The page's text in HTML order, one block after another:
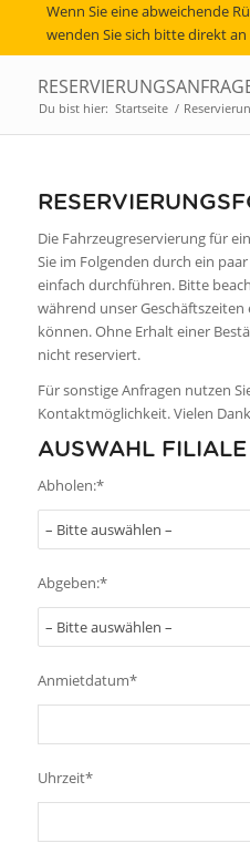
Wenn Sie eine abweichende
wenden Sie sich bitte direkt
Du bist hier: Startseite /
Die Fahrzeugreservierung für
Sie im Folgenden durch ein
einfach durchführen. Bitte
während unser
können. Ohne Erhalt einer
nicht reserviert.
Für sonstige Anfragen nutzen
Kontaktmöglichkeit. Vielen
AUSWAHL FILIALE
Abholen:*
Abgeben:*
Anmietdatum*
Uhrzeit*